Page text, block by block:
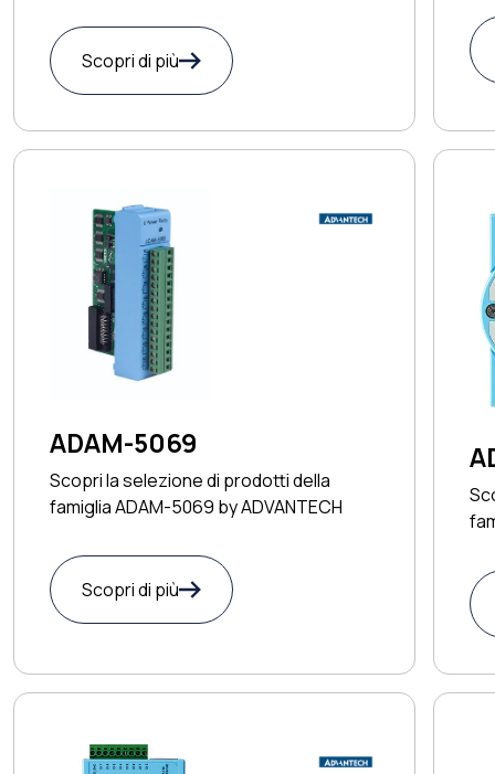
Scopri di più
ADAM-5069
Scopri la selezione di prodotti della
famiglia ADAM-5069 by ADVANTECH
Scopri di più